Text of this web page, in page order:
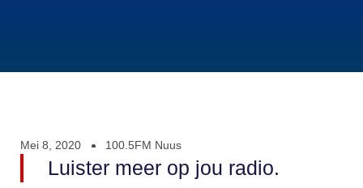
Mei 8, 2020 100.5FM Nuus
Luister meer op jou radio.